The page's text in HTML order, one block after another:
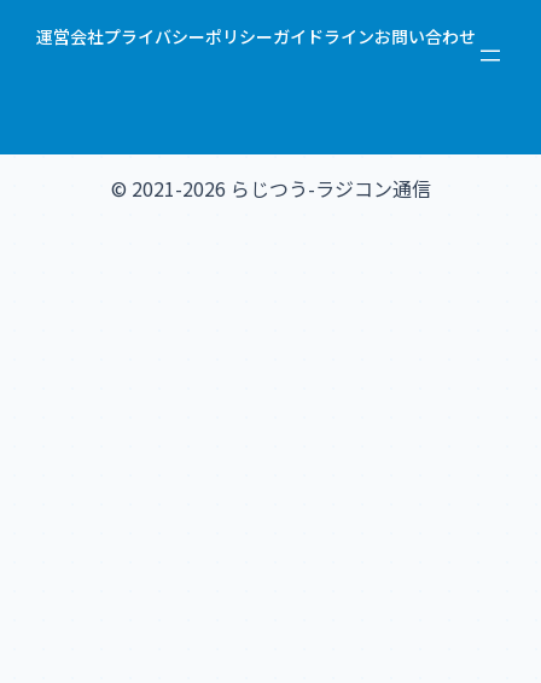
運営会社プライバシーポリシーガイドラインお問い合わせ
© 2021-2026 らじつう-ラジコン通信